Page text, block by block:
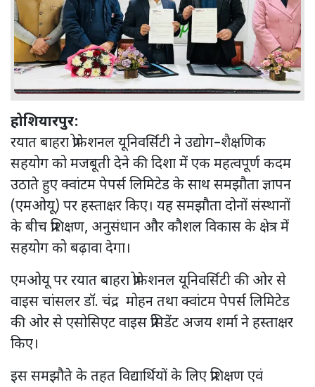
होशियारपुर:
रयात बाहरा प्रोफेशनल यूनिवर्सिटी ने उद्योग–शैक्षणिक
सहयोग को मजबूती देने की दिशा में एक महत्वपूर्ण कदम
उठाते हुए क्वांटम पेपर्स लिमिटेड के साथ समझौता ज्ञापन
(एमओयू) पर हस्ताक्षर किए। यह समझौता दोनों संस्थानों
के बीच प्रशिक्षण, अनुसंधान और कौशल विकास के क्षेत्र में
सहयोग को बढ़ावा देगा।
एमओयू पर रयात बाहरा प्रोफेशनल यूनिवर्सिटी की ओर से
वाइस चांसलर डॉ. चंद्र मोहन तथा क्वांटम पेपर्स लिमिटेड
की ओर से एसोसिएट वाइस प्रेसिडेंट अजय शर्मा ने हस्ताक्षर
किए।
इस समझौते के तहत विद्यार्थियों के लिए प्रशिक्षण एवं